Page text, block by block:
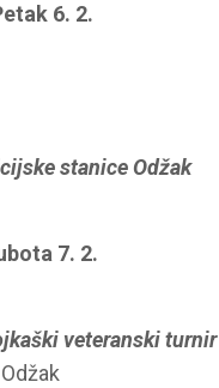
6. 2.
stanice Odžak
7. 2.
veteranski turnir